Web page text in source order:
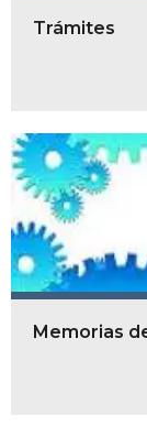
Trámites
Memorias